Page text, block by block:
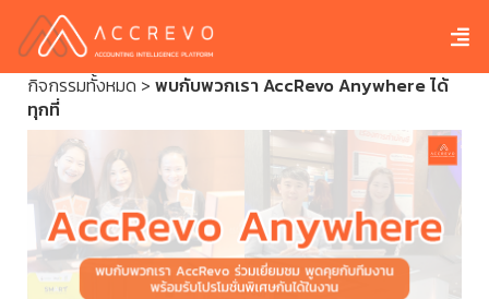
กิจกรรมทั้งหมด > พบกับพวกเรา AccRevo Anywhere ได้
ทุกที่